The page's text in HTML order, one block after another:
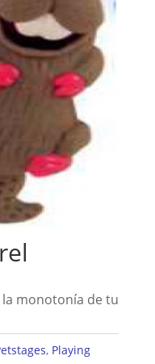
monotonía de tu
, Playing